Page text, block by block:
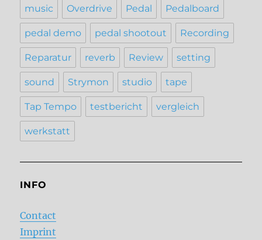
music Overdrive Pedal Pedalboard
pedal demo pedal shootout Recording
Reparatur reverb Review setting
sound Strymon studio tape
Tap Tempo testbericht vergleich
werkstatt
INFO
Contact
Imprint